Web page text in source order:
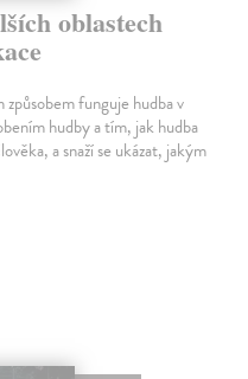
oblastech
funguje hudba v
hudby a tím, jak hudba
a snaží se ukázat, jakým